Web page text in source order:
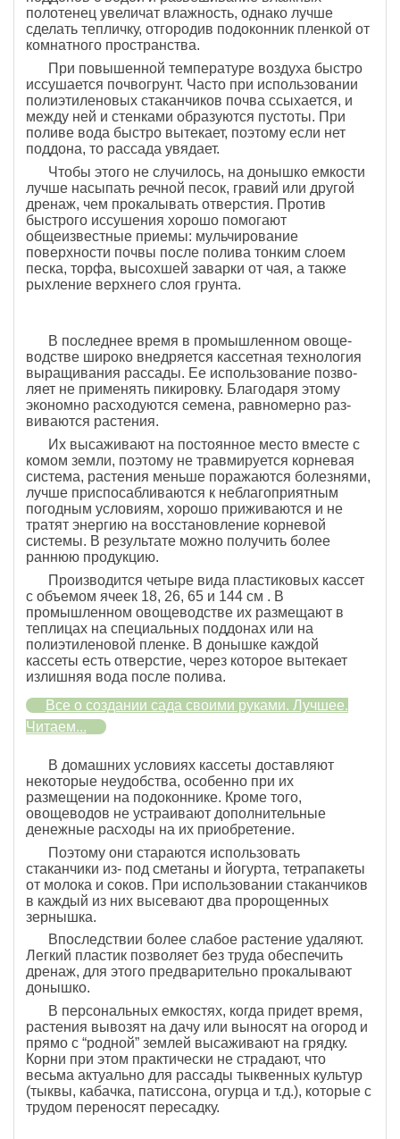
полотенец увеличат влажность, однако лучше
сделать тепличку, отгородив подоконник пленкой от
комнатного пространства.
При повышенной температуре воздуха быстро
иссушается почвогрунт. Часто при использовании
полиэтиленовых стаканчиков почва ссыхается, и
между ней и стенками образуются пустоты. При
поливе вода быстро вытекает, поэтому если нет
поддона, то рассада увядает.
Чтобы этого не случилось, на донышко емкости
лучше насыпать речной песок, гравий или другой
дренаж, чем прокалывать отверстия. Против
быстрого иссушения хорошо помогают
общеизвестные приемы: мульчирование
поверхности почвы после полива тонким слоем
песка, торфа, высохшей заварки от чая, а также
рыхление верхнего слоя грунта.
В последнее время в промышленном овоще­
водстве широко внедряется кассетная технология
выращивания рассады. Ее использование позво­
ляет не применять пикировку. Благодаря этому
экономно расходуются семена, равномерно раз­
виваются растения.
Их высаживают на постоянное место вместе с
комом земли, поэтому не травмируется корневая
система, растения меньше поражаются болезнями,
лучше приспосабливаются к неблагоприятным
погодным условиям, хорошо приживаются и не
тратят энергию на восстановление корневой
системы. В результате можно получить более
раннюю продукцию.
Производится четыре вида пластиковых кассет
с объемом ячеек 18, 26, 65 и 144 см . В
промышленном овощеводстве их размещают в
теплицах на специальных поддонах или на
полиэтиленовой пленке. В донышке каждой
кассеты есть отверстие, через которое вытекает
излишняя вода после полива.
Все о создании сада своими руками. Лучшее.
Читаем...
В домашних условиях кассеты доставляют
некоторые неудобства, особенно при их
размещении на подоконнике. Кроме того,
овощеводов не устраивают дополнительные
денежные расходы на их приобретение.
Поэтому они стараются использовать
стаканчики из- под сметаны и йогурта, тетрапакеты
от молока и соков. При использовании стаканчиков
в каждый из них высевают два пророщенных
зернышка.
Впоследствии более слабое растение удаляют.
Легкий пластик позволяет без труда обеспечить
дренаж, для этого предварительно прокалывают
донышко.
В персональных емкостях, когда придет время,
растения вывозят на дачу или выносят на огород и
прямо с “родной” землей высаживают на грядку.
Корни при этом практически не страдают, что
весьма актуально для рассады тыквенных культур
(тыквы, кабачка, патиссона, огурца и т.д.), которые с
трудом переносят пересадку.